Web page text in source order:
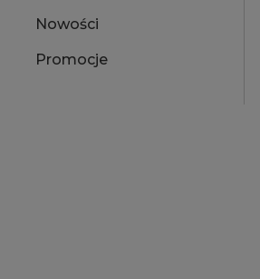
Nowości
Promocje